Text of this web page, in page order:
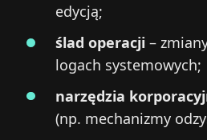
edycją;
ślad operacji –
logach systemowych;
narzędzia
(np. mechanizmy